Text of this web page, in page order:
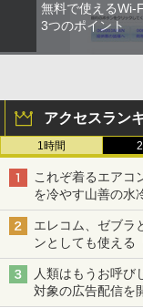
無料で使えるWi-
3つのポイント
アクセスラン
1時間
これぞ着るエア
を冷やす山善の水
ち・ざ・ろーど！
エレコム、ゼブラ
ンとしても使え
も、持ち替えずに
人類はもうお呼び
対象の広告配信を